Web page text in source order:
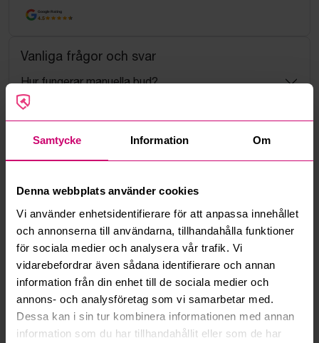
Samtycke Information Om
Denna webbplats använder cookies
Vi använder enhetsidentifierare för att anpassa innehållet
och annonserna till användarna, tillhandahålla funktioner
för sociala medier och analysera vår trafik. Vi
vidarebefordrar även sådana identifierare och annan
information från din enhet till de sociala medier och
annons- och analysföretag som vi samarbetar med.
Dessa kan i sin tur kombinera informationen med annan
information som du har tillhandahållit eller som de har
Google Rating
4.5
Vanliga frågor och svar
Hur fungerar manuella bud?
Vad innebär serviceavgift?
Vad är ett reservationspris?
Hur fungerar maxbud?
Hur fungerar budmotorn?
Kan jag ångra ett bud?
Kan ni frakta mina vunna objekt?